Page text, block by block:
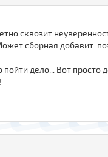
сквозит
сборная добавит
дело... Вот просто